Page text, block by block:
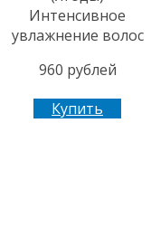
Интенсивное
увлажнение волос
960 рублей
Купить